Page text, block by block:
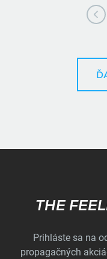
THE
Prihláste sa na
propagačných